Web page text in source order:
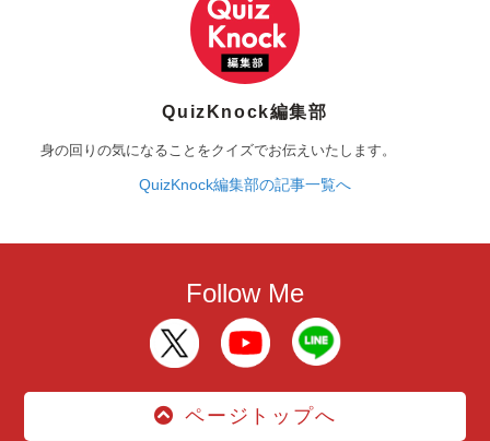
QuizKnock編集部
身の回りの気になることをクイズでお伝えいたします。
QuizKnock編集部の記事一覧へ
Follow Me
ページトップへ